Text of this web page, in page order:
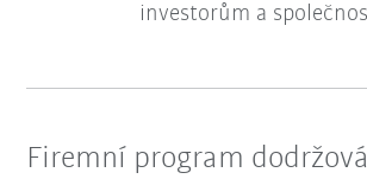
investorům a
Firemní program